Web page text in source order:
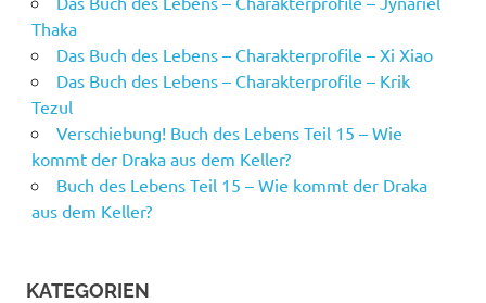
Thaka
Das Buch des Lebens – Charakterprofile – Xi Xiao
Das Buch des Lebens – Charakterprofile – Krik
Tezul
Verschiebung! Buch des Lebens Teil 15 – Wie
kommt der Draka aus dem Keller?
Buch des Lebens Teil 15 – Wie kommt der Draka
aus dem Keller?
KATEGORIEN